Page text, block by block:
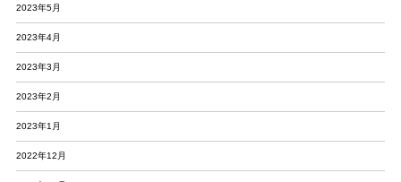
2023年5月
2023年4月
2023年3月
2023年2月
2023年1月
2022年12月